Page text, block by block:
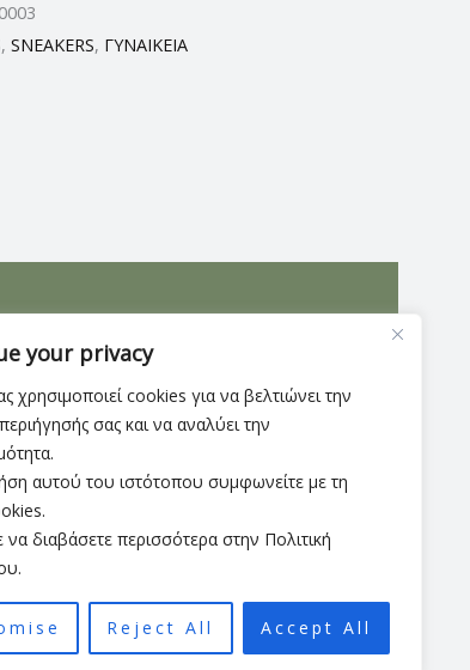
your privacy
χρησιμοποιεί cookies για να βελτιώνει την
σας και να αναλύει την
αυτού του ιστότοπου συμφωνείτε με τη
να διαβάσετε περισσότερα στην Πολιτική
Reject All Accept All
, SNEAKERS, ΓΥΝΑΙΚΕΙΑ
υφασμάτινη επένδυση. Διαθέτει